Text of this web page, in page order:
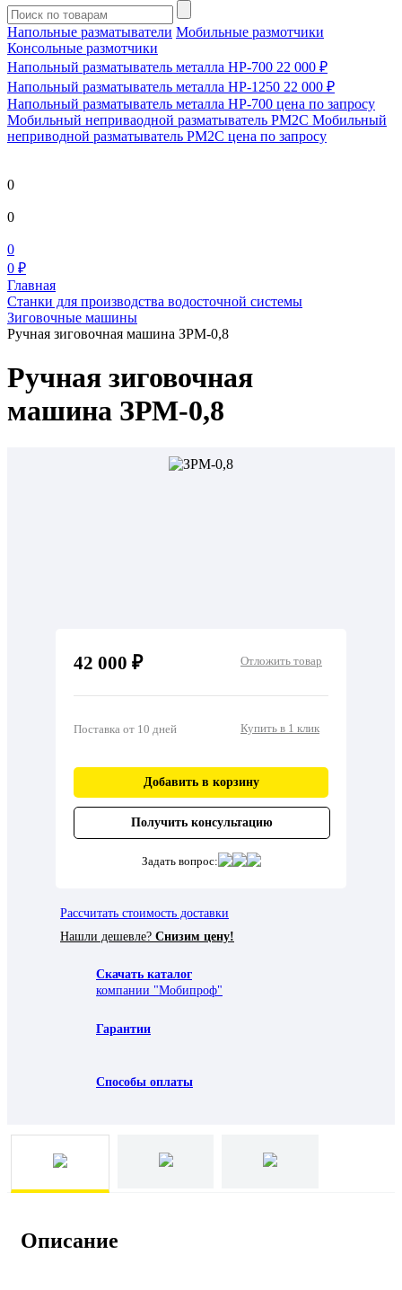
Напольные разматыватели Мобильные размотчики
Консольные размотчики
Напольный разматыватель металла HP-700 22 000 ₽
Напольный разматыватель металла HP-1250 22 000 ₽
Напольный разматыватель металла HP-700 цена по запросу
Мобильный непривaодной разматыватель РМ2С Мобильный
неприводной разматыватель РМ2С цена по запросу
0
0
0
0 ₽
Главная
Станки для производства водосточной системы
Зиговочные машины
Ручная зиговочная машина ЗРМ-0,8
Ручная зиговочная
машина ЗРМ-0,8
42 000 ₽ Отложить товар
Поставка от 10 дней Купить в 1 клик
Добавить в корзину
Получить консультацию
Задать вопрос:
Рассчитать стоимость доставки
Нашли дешевле? Снизим цену!
Скачать каталог
компании "Мобипроф"
Гарантии
Способы оплаты
Описание